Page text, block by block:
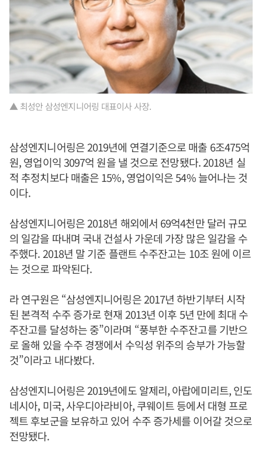
▲ 최성안 삼성엔지니어링 대표이사 사장.
삼성엔지니어링은 2019년에 연결기준으로 매출 6조475억
원, 영업이익 3097억 원을 낼 것으로 전망됐다. 2018년 실
적 추정치보다 매출은 15%, 영업이익은 54% 늘어나는 것
이다.
삼성엔지니어링은 2018년 해외에서 69억4천만 달러 규모
의 일감을 따내며 국내 건설사 가운데 가장 많은 일감을 수
주했다. 2018년 말 기준 플랜트 수주잔고는 10조 원에 이르
는 것으로 파악된다.
라 연구원은 “삼성엔지니어링은 2017년 하반기부터 시작
된 본격적 수주 증가로 현재 2013년 이후 5년 만에 최대 수
주잔고를 달성하는 중”이라며 “풍부한 수주잔고를 기반으
로 올해 있을 수주 경쟁에서 수익성 위주의 승부가 가능할
것”이라고 내다봤다.
삼성엔지니어링은 2019년에도 알제리, 아랍에미리트, 인도
네시아, 미국, 사우디아라비아, 쿠웨이트 등에서 대형 프로
젝트 후보군을 보유하고 있어 수주 증가세를 이어갈 것으로
전망됐다.